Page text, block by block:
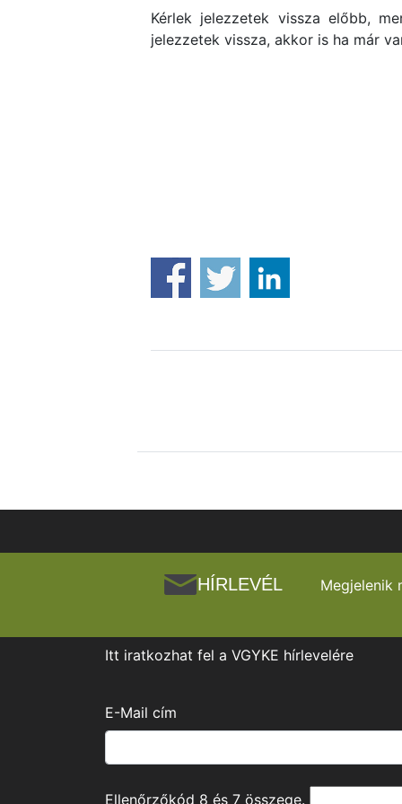
Kérlek jelezzetek vissza előbb,
jelezzetek vissza, akkor is ha már
HÍRLEVÉL Megjelenik
Itt iratkozhat fel a VGYKE hírlevelére
E-Mail cím
Ellenőrzőkód 8 és 7 összege.